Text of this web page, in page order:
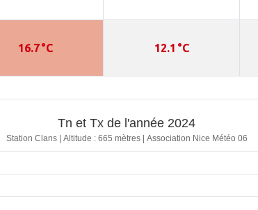
16.7 °C 12.1 °C
Tn et Tx de l'année 2024
Station Clans | Altitude : 665 mètres | Association Nice Météo 06